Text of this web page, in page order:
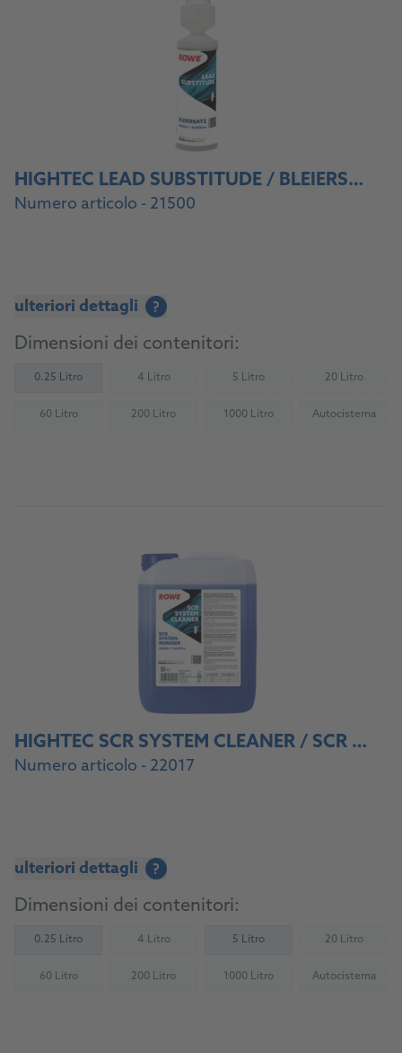
HIGHTEC LEAD SUBSTITUDE / BLEIERSATZ
Numero articolo - 21500
ulteriori dettagli ?
Dimensioni dei contenitori:
0.25 Litro 4 Litro
(Not available) 5 Litro(Not available) 20 Litro
(Not
60 Litro
(Not available) 200 Litro(Not available) 1000 Litro(Not available)Autocisterna
(Not
HIGHTEC SCR SYSTEM CLEANER / SCR SYSTEMREINIGER
Numero articolo - 22017
ulteriori dettagli ?
Dimensioni dei contenitori:
0.25 Litro 4 Litro
(Not available) 5 Litro 20 Litro
(Not
60 Litro
(Not available) 200 Litro(Not available) 1000 Litro(Not available)Autocisterna
(Not